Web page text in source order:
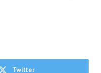
Twitter